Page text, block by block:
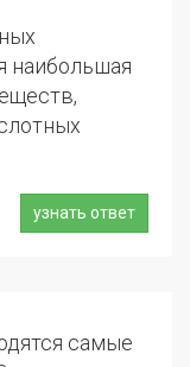
наибольшая
узнать ответ
самые